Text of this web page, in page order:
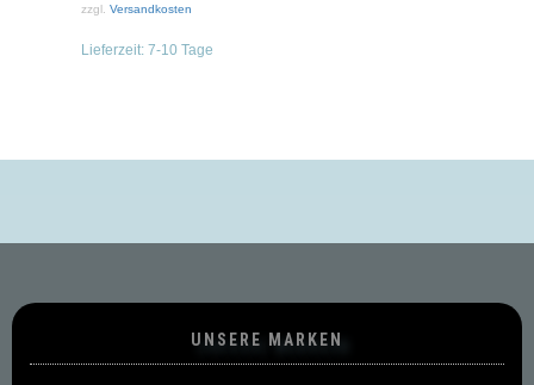
zzgl. Versandkosten
Lieferzeit: 7-10 Tage
UNSERE MARKEN